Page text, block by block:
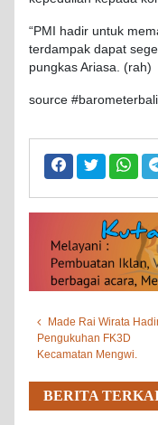
“PMI hadir untuk
terdampak dapat
pungkas Ariasa. (rah)
source #barometerbali
Made Rai Wirata
Pengukuhan FK3D
Kecamatan Mengwi.
BERITA